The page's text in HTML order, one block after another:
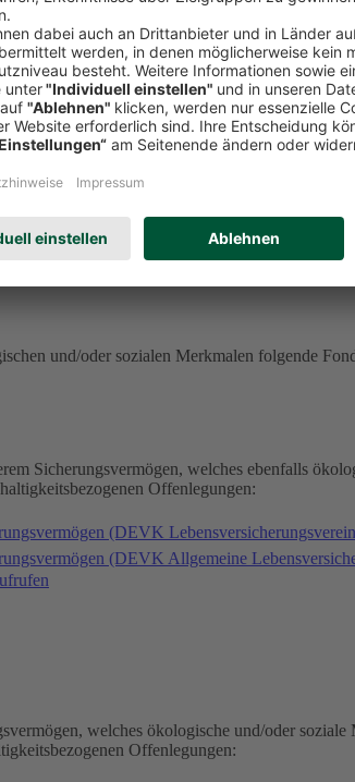
Sicherungsvermögen, welches ebenfalls
Offenlegungen:
(DEVK
(DEVK Allgemeine
aufrufen
und/oder sozialen Merkmalen folgende
Sicherungsvermögen, welches ebenfalls
Offenlegungen:
(DEVK
(DEVK Allgemeine
welches ökologische und/oder soziale
Offenlegungen: